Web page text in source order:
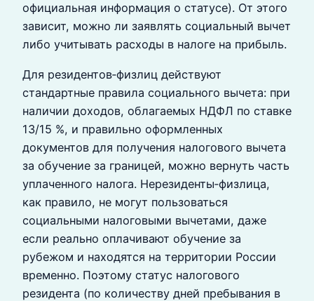
официальная информация о статусе). От этого
зависит, можно ли заявлять социальный вычет
либо учитывать расходы в налоге на прибыль.
Для резидентов‑физлиц действуют
стандартные правила социального вычета: при
наличии доходов, облагаемых НДФЛ по ставке
13/15 %, и правильно оформленных
документов для получения налогового вычета
за обучение за границей, можно вернуть часть
уплаченного налога. Нерезиденты‑физлица,
как правило, не могут пользоваться
социальными налоговыми вычетами, даже
если реально оплачивают обучение за
рубежом и находятся на территории России
временно. Поэтому статус налогового
резидента (по количеству дней пребывания в